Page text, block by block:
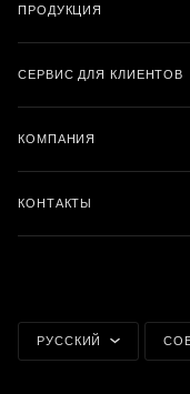
ПРОДУКЦИЯ
СЕРВИС ДЛЯ КЛИЕНТОВ
КОМПАНИЯ
КОНТАКТЫ
ЯЗЫК
РУССКИЙ